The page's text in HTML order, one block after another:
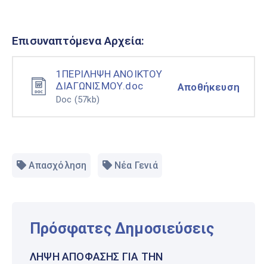
Επισυναπτόμενα Αρχεία:
1ΠΕΡΙΛΗΨΗ ΑΝΟΙΚΤΟΥ
ΔΙΑΓΩΝΙΣΜΟΥ.doc
Doc (57kb)
Αποθήκευση
Απασχόληση Νέα Γενιά
Πρόσφατες Δημοσιεύσεις
ΛΉΨΗ ΑΠΌΦΑΣΗΣ ΓΙΑ ΤΗΝ